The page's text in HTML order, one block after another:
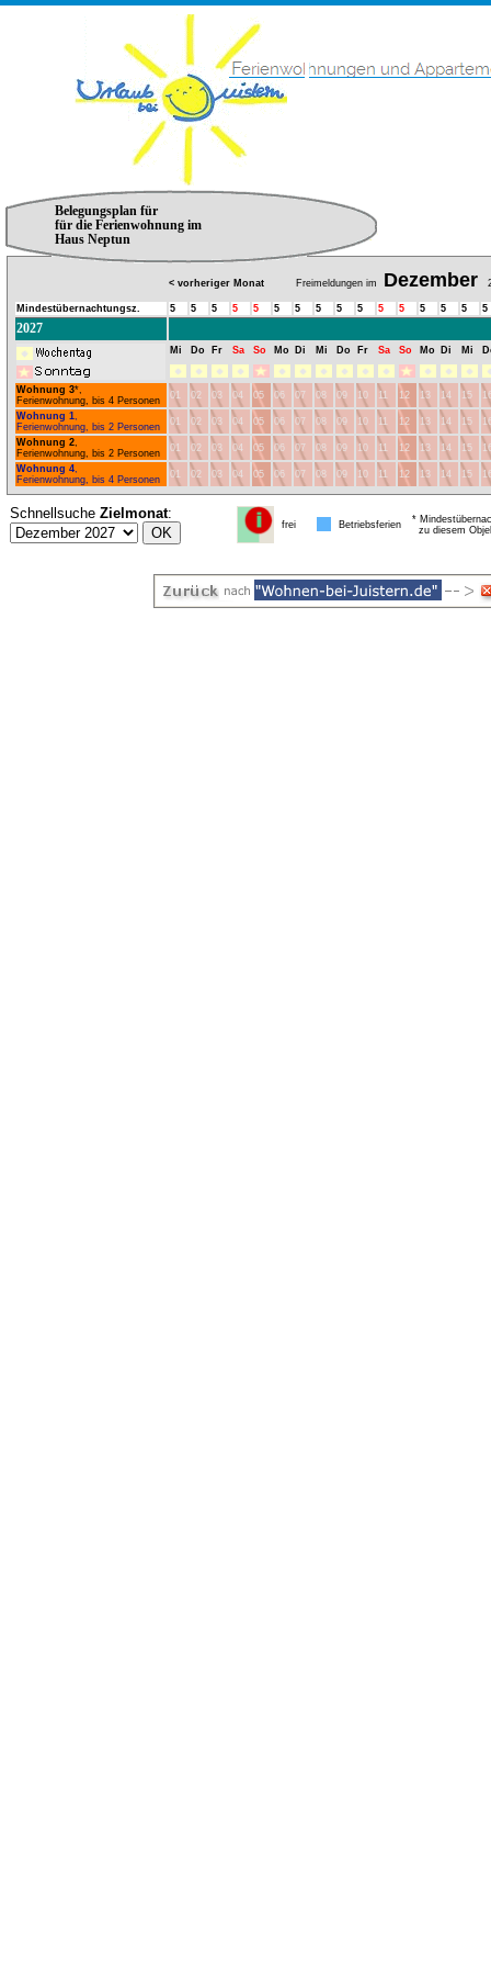
Belegungsplan für
für die Ferienwohnung im
Haus Neptun
< vorheriger Monat Freimeldungen im Dezember
Mindestübernachtungsz. 5 5 5 5 5 5 5 5 5 5 5 5 5 5 5 5
2027
Mi Do Fr Sa So Mo Di Mi Do Fr Sa So Mo Di Mi
Wohnung 3*,
Ferienwohnung, bis 4 Personen
01 02 03 04 05 06 07 08 09 10 11 12 13 14 15
Wohnung 1,
Ferienwohnung, bis 2 Personen
01 02 03 04 05 06 07 08 09 10 11 12 13 14 15
Wohnung 2,
Ferienwohnung, bis 2 Personen
01 02 03 04 05 06 07 08 09 10 11 12 13 14 15
Wohnung 4,
Ferienwohnung, bis 4 Personen
01 02 03 04 05 06 07 08 09 10 11 12 13 14 15
Schnellsuche Zielmonat:
frei Betriebsferien
*
zu diesem